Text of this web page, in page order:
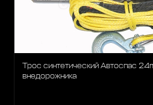
Трос синтетический Автоспас
внедорожника